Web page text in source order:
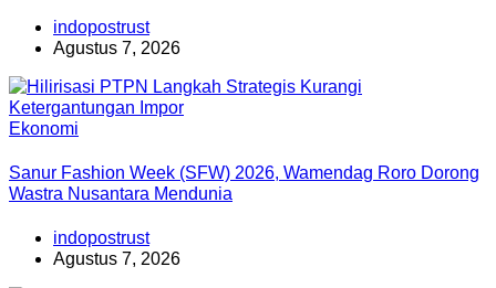
indopostrust
Agustus 7, 2026
Ekonomi
Sanur Fashion Week (SFW) 2026, Wamendag Roro Dorong
Wastra Nusantara Mendunia
indopostrust
Agustus 7, 2026